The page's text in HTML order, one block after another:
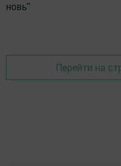
новь"
Перейти на